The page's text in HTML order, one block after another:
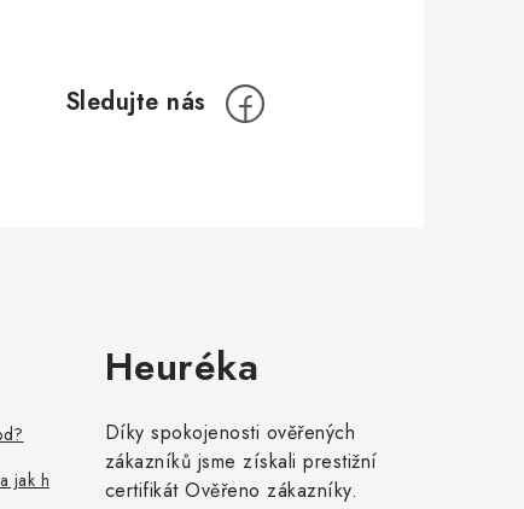
jak h
Heuréka
Díky spokojenosti ověřených
zákazníků jsme získali prestižní
certifikát Ověřeno zákazníky.